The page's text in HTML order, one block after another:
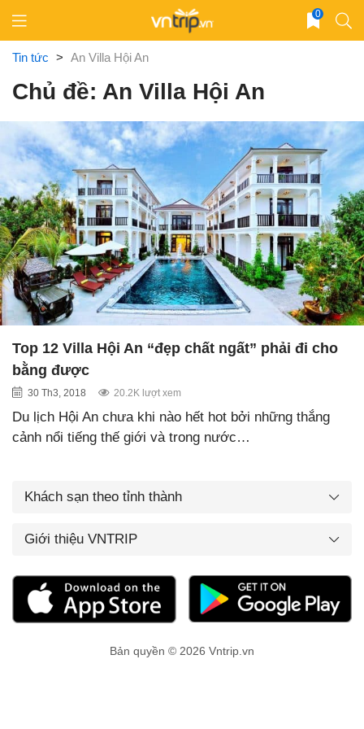
content
0
Tin tức > An Villa Hội An
Chủ đề: An Villa Hội An
Top 12 Villa Hội An “đẹp chất ngất” phải đi cho
bằng được
30 Th3, 2018 20.2K lượt xem
Du lịch Hội An chưa khi nào hết hot bởi những thắng
cảnh nổi tiếng thế giới và trong nước…
Khách sạn theo tỉnh thành
Giới thiệu VNTRIP
Bản quyền © 2026 Vntrip.vn